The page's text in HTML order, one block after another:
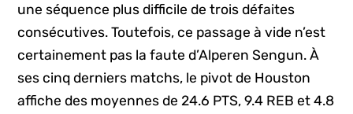
une séquence plus difficile de trois défaites
consécutives. Toutefois, ce passage à vide n’est
certainement pas la faute d’Alperen Sengun. À
ses cinq derniers matchs, le pivot de Houston
affiche des moyennes de 24.6 PTS, 9.4 REB et 4.8